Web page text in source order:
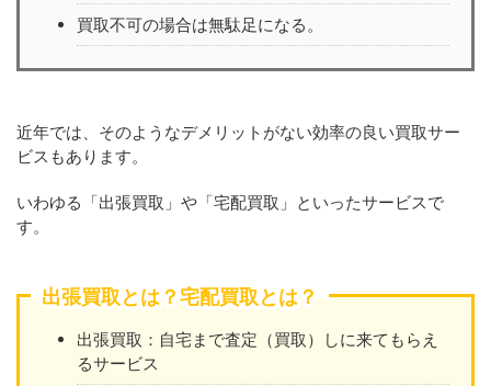
買取不可の場合は無駄足になる。
近年では、そのようなデメリットがない効率の良い買取サー
ビスもあります。
いわゆる「出張買取」や「宅配買取」といったサービスで
す。
出張買取とは？宅配買取とは？
出張買取：自宅まで査定（買取）しに来てもらえ
るサービス